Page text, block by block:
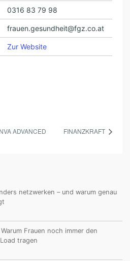
0316 83 79 98
frauen.gesundheit@fgz.co.at
Zur Website
ADVANCED FINANZKRAFT
netzwerken – und warum genau
Frauen noch immer den
tragen